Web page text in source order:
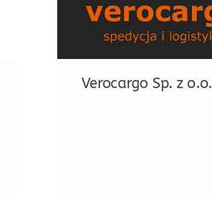
Verocargo Sp. z o.o.